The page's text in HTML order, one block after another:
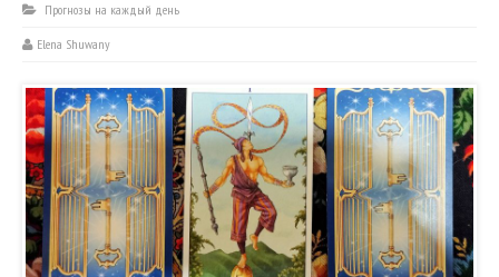
Прогнозы на каждый день
Elena Shuwany